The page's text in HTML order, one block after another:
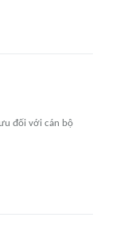
đối với cán bộ